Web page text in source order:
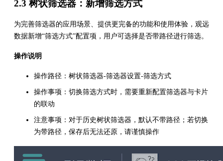
2.3 树状筛选器：新增筛选方式
为完善筛选器的应用场景、提供更完备的功能和使用体验，观远
数据新增“筛选方式”配置项，用户可选择是否带路径进行筛选。
操作说明
操作路径：树状筛选器-筛选器设置-筛选方式
操作事项：切换筛选方式时，需要重新配置筛选器与卡片
的联动
注意事项：对于历史树状筛选器，默认不带路径；若切换
为带路径，保存后无法还原，请谨慎操作